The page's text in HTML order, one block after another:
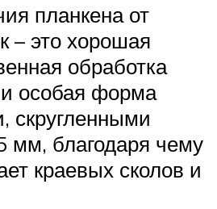
планкена от
– это хорошая
обработка
особая форма
скругленными
мм, благодаря чему
краевых сколов и